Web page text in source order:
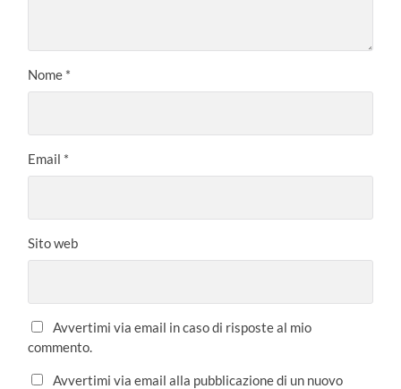
Nome *
Email *
Sito web
Avvertimi via email in caso di risposte al mio
commento.
Avvertimi via email alla pubblicazione di un nuovo